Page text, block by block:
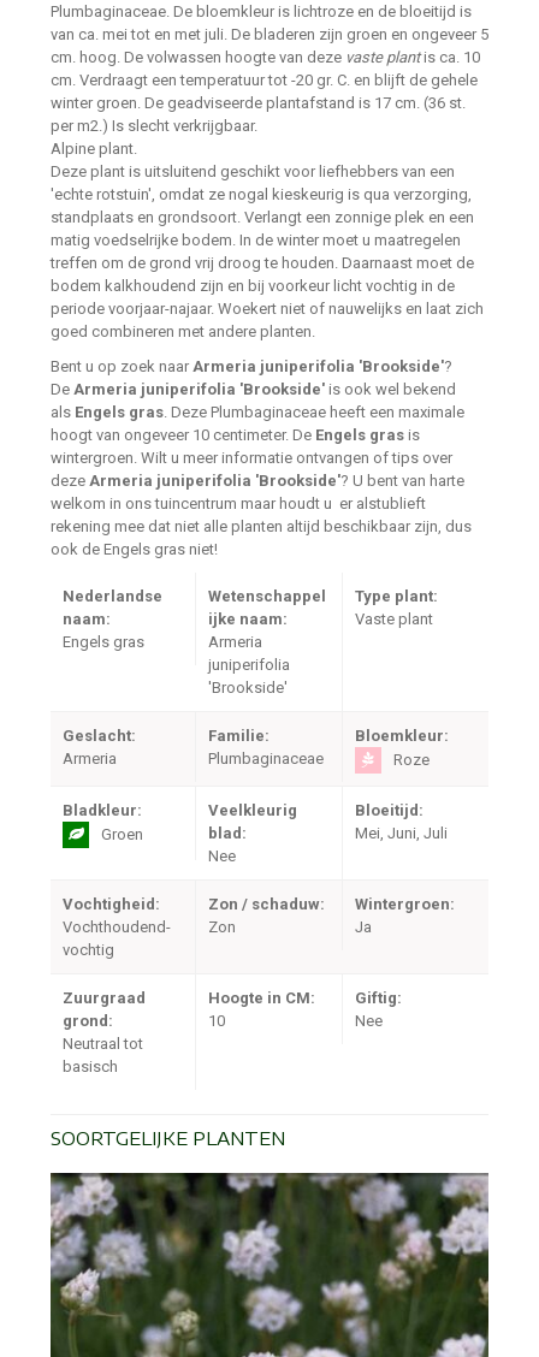
Plumbaginaceae. De bloemkleur is lichtroze en de bloeitijd is
van ca. mei tot en met juli. De bladeren zijn groen en ongeveer 5
cm. hoog. De volwassen hoogte van deze vaste plantis ca. 10
cm. Verdraagt een temperatuur tot -20 gr. C. en blijft de gehele
winter groen. De geadviseerde plantafstand is 17 cm. (36 st.
per m2.) Is slecht verkrijgbaar.
Alpine plant.
Deze plant is uitsluitend geschikt voor liefhebbers van een
'echte rotstuin', omdat ze nogal kieskeurig is qua verzorging,
standplaats en grondsoort. Verlangt een zonnige plek en een
matig voedselrijke bodem. In de winter moet u maatregelen
treffen om de grond vrij droog te houden. Daarnaast moet de
bodem kalkhoudend zijn en bij voorkeur licht vochtig in de
periode voorjaar-najaar. Woekert niet of nauwelijks en laat zich
goed combineren met andere planten.
Bent u op zoek naar Armeria juniperifolia 'Brookside'?
De Armeria juniperifolia 'Brookside' is ook wel bekend
als Engels gras . Deze Plumbaginaceae heeft een maximale
hoogt van ongeveer 10 centimeter. De Engels gras is
wintergroen. Wilt u meer informatie ontvangen of tips over
deze Armeria juniperifolia 'Brookside'? U bent van harte
welkom in ons tuincentrum maar houdt u er alstublieft
rekening mee dat niet alle planten altijd beschikbaar zijn, dus
ook de Engels gras niet!
Nederlandse
naam:
Engels gras
Wetenschappel
ijke naam:
Armeria
juniperifolia
'Brookside'
Type plant:
Vaste plant
Geslacht:
Armeria
Familie:
Plumbaginaceae
Bloemkleur:
Roze
Bladkleur:
Groen
Veelkleurig
blad:
Nee
Bloeitijd:
Mei, Juni, Juli
Vochtigheid:
Vochthoudend-
vochtig
Zon / schaduw:
Zon
Wintergroen:
Ja
Zuurgraad
grond:
Neutraal tot
basisch
Hoogte in CM:
10
Giftig:
Nee
SOORTGELIJKE PLANTEN